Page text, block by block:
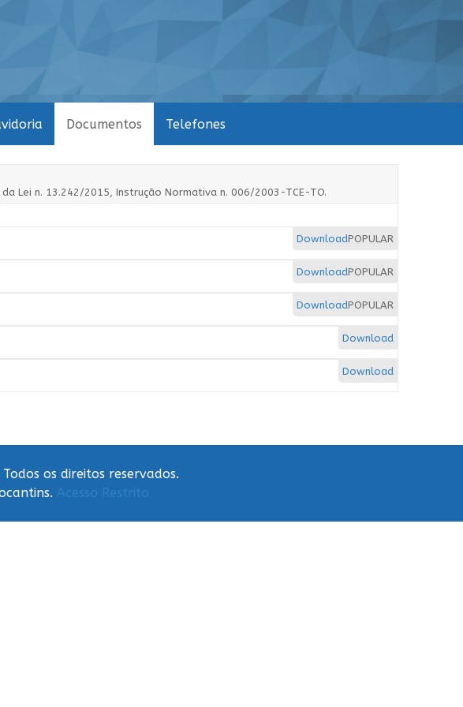
Documentos Telefones
Lei n. 13.242/2015, Instrução Normativa n. 006/2003-TCE-TO.
POPULAR
Download
POPULAR
Download
POPULAR
Download
Download
Download
os direitos reservados.